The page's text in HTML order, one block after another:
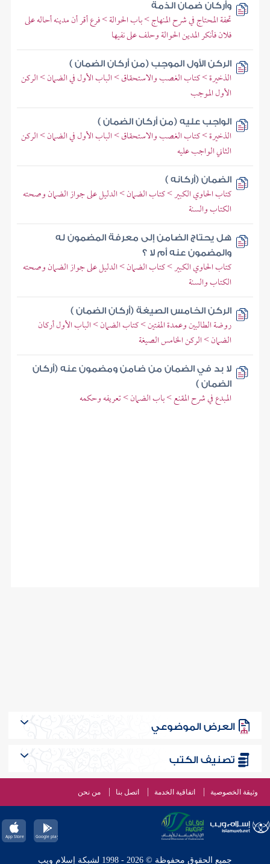
وأركان ضمان الذمة
تحفة المحتاج في شرح المنهاج > باب الحوالة > فرع أقر أن مدينه أحاله على
فلان فأنكر المدين الحوالة وحلف على نفيها
الركن الأول الموجب (من أركان الضمان )
الذخيرة > كتاب الغصب والاستحقاق > الباب الأول في الضمان > الركن
الأول الموجب
الواجب عليه (من أركان الضمان )
الذخيرة > كتاب الغصب والاستحقاق > الباب الأول في الضمان > الركن
الثاني الواجب عليه
الضمان (أركانه )
كتاب الحاوي الكبير > كتاب الضمان > الدليل على جواز الضمان وصحته
الكتاب والسنة
هل يحتاج الضامن إلى معرفة المضمون له
والمضمون عنه أم لا ؟
كتاب الحاوي الكبير > كتاب الضمان > الدليل على جواز الضمان وصحته
الكتاب والسنة
الركن الخامس الصيغة (أركان الضمان )
روضة الطالبين وعمدة المفتين > كتاب الضمان > الباب الأول أركان
الضمان > الركن الخامس الصيغة
لا بد في الضمان من ضامن ومضمون عنه (أركان
الضمان )
المبدع في شرح المقنع > باب الضمان > تعريفه وحكمه
العرض الموضوعي
تصنيف الكتب
وثيقة الخصوصية اتفاقية الخدمة اتصل بنا من نحن
جميع الحقوق محفوظة © 2026 - 1998 لشبكة إسلام ويب